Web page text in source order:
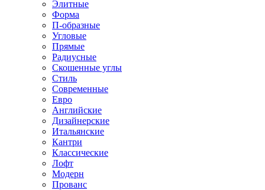
Элитные
Форма
П-образные
Угловые
Прямые
Радиусные
Скошенные углы
Стиль
Современные
Евро
Английские
Дизайнерские
Итальянские
Кантри
Классические
Лофт
Модерн
Прованс